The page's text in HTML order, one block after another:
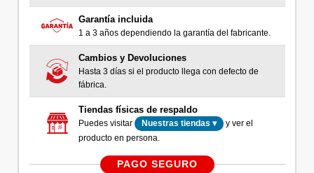
Garantía incluida
1 a 3 años dependiendo la garantía del fabricante.
Cambios y Devoluciones
Hasta 3 días si el producto llega con defecto de
fábrica.
Tiendas físicas de respaldo
Puedes visitar Nuestras tiendas ▾
y ver el
producto en persona.
PAGO SEGURO